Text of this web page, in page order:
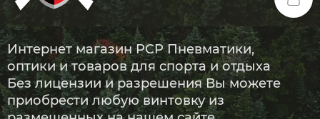
Интернет магазин PCP Пневматики,
оптики и товаров для спорта и отдыха
Без лицензии и разрешения Вы можете
приобрести любую винтовку из